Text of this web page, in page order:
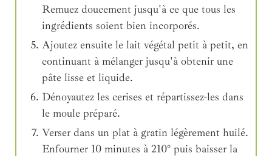
Remuez doucement jusqu'à ce que tous les
ingrédients soient bien incorporés.
Ajoutez ensuite le lait végétal petit à petit, en
continuant à mélanger jusqu'à obtenir une
pâte lisse et liquide.
Dénoyautez les cerises et répartissez-les dans
le moule préparé.
Verser dans un plat à gratin légèrement huilé.
Enfourner 10 minutes à 210° puis baisser la